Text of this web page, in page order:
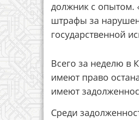
должник с опытом.
штрафы за
государственной
Всего за неделю в
имеют право
имеют
Среди